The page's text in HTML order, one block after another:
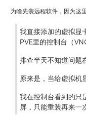
为啥先装远程软件，因为这
我直接添加的虚拟显
PVE里的控制台（
排查半天不知道问题
原来是，当给虚拟机
我在控制台看到的只
屏，只能重装再来一